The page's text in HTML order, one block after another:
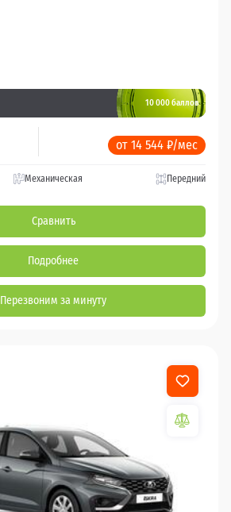
10 000 баллов
от 14 544 ₽/мес
Механическая Передний
Сравнить
Подробнее
Перезвоним за минуту